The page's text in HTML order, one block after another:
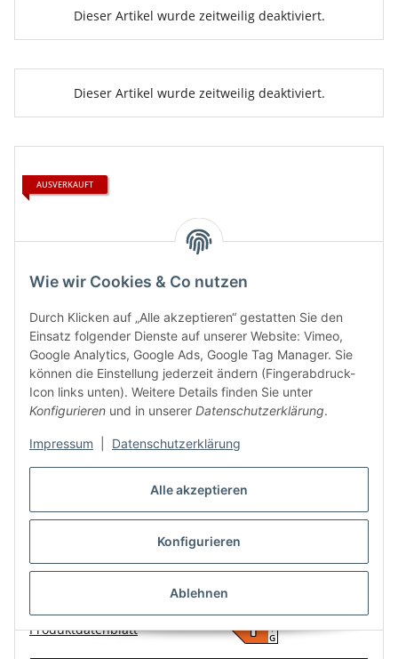
Alle akzeptieren
Konfigurieren
Ablehnen
Wie wir Cookies & Co nutzen
Durch Klicken auf „Alle akzeptieren“ gestatten Sie den
Einsatz folgender Dienste auf unserer Website: Vimeo,
Google Analytics, Google Ads, Google Tag Manager. Sie
können die Einstellung jederzeit ändern (Fingerabdruck-
Icon links unten). Weitere Details finden Sie unter
Konfigurieren und in unserer Datenschutzerklärung.
Impressum Datenschutzerklärung
Dieser Artikel wurde zeitweilig deaktiviert.
Dieser Artikel wurde zeitweilig deaktiviert.
AUSVERKAUFT
LED-Deckenleuchte McShine Starry-Sky Ø33cm 18W
Momentan nicht verfügbar
Produktdatenblatt F A
↑
G